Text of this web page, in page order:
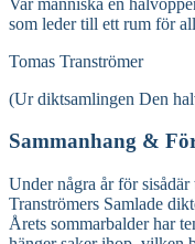
som leder till ett rum för
Tomas Tranströmer
(Ur diktsamlingen Den
Sammanhang &
Under några år för
Tranströmers Samlade
Årets sommarbalder har